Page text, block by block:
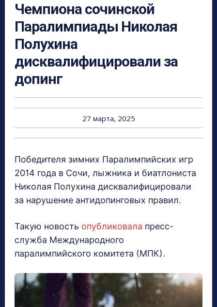
Чемпиона сочинской
Паралимпиады Николая
Полухина
дисквалифицировали за
допинг
27 марта, 2025
Победителя зимних Паралимпийских игр
2014 года в Сочи, лыжника и биатлониста
Николая Полухина дисквалифицировали
за нарушение антидопинговых правил.
Такую новость опубликовала пресс-
служба Международного
паралимпийского комитета (МПК).